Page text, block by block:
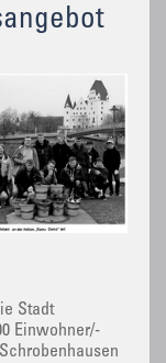
Stadt
Einwohner/-